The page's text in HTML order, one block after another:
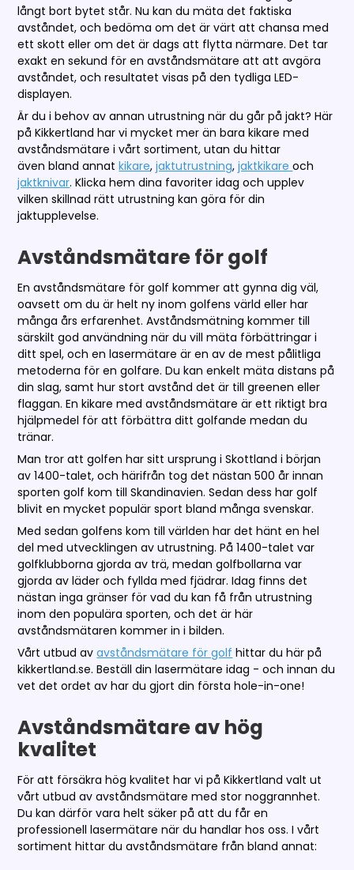
långt bort bytet står. Nu kan du mäta det faktiska
avståndet, och bedöma om det är värt att chansa med
ett skott eller om det är dags att flytta närmare. Det tar
exakt en sekund för en avståndsmätare att att avgöra
avståndet, och resultatet visas på den tydliga LED-
displayen.
Är du i behov av annan utrustning när du går på jakt? Här
på Kikkertland har vi mycket mer än bara kikare med
avståndsmätare i vårt sortiment, utan du hittar
även bland annatkikare,jaktutrustning,jaktkikareoch
jaktknivar. Klicka hem dina favoriter idag och upplev
vilken skillnad rätt utrustning kan göra för din
jaktupplevelse.
Avståndsmätare för golf
En avståndsmätare för golf kommer att gynna dig väl,
oavsett om du är helt ny inom golfens värld eller har
många års erfarenhet. Avståndsmätning kommer till
särskilt god användning när du vill mäta förbättringar i
ditt spel, och en lasermätare är en av de mest pålitliga
metoderna för en golfare. Du kan enkelt mäta distans på
din slag, samt hur stort avstånd det är till greenen eller
flaggan. En kikare med avståndsmätare är ett riktigt bra
hjälpmedel för att förbättra ditt golfande medan du
tränar.
Man tror att golfen har sitt ursprung i Skottland i början
av 1400-talet, och härifrån tog det nästan 500 år innan
sporten golf kom till Skandinavien. Sedan dess har golf
blivit en mycket populär sport bland många svenskar.
Med sedan golfens kom till världen har det hänt en hel
del med utvecklingen av utrustning. På 1400-talet var
golfklubborna gjorda av trä, medan golfbollarna var
gjorda av läder och fyllda med fjädrar. Idag finns det
nästan inga gränser för vad du kan få från utrustning
inom den populära sporten, och det är här
avståndsmätaren kommer in i bilden.
Vårt utbud avavståndsmätare för golf hittar du här på
kikkertland.se. Beställ din lasermätare idag - och innan du
vet det ordet av har du gjort din första hole-in-one!
Avståndsmätare av hög
kvalitet
För att försäkra hög kvalitet har vi på Kikkertland valt ut
vårt utbud av avståndsmätare med stor noggrannhet.
Du kan därför vara helt säker på att du får en
professionell lasermätare när du handlar hos oss. I vårt
sortiment hittar du avståndsmätare från bland annat: